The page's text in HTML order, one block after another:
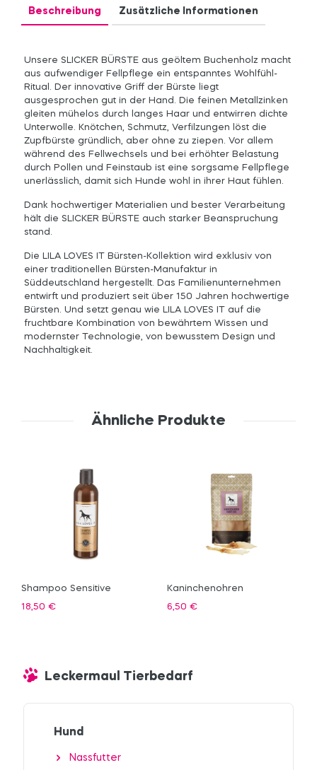
Beschreibung Zusätzliche Informationen
Unsere SLICKER BÜRSTE aus geöltem Buchenholz macht
aus aufwendiger Fellpflege ein entspanntes Wohlfühl-
Ritual. Der innovative Griff der Bürste liegt
ausgesprochen gut in der Hand. Die feinen Metallzinken
gleiten mühelos durch langes Haar und entwirren dichte
Unterwolle. Knötchen, Schmutz, Verfilzungen löst die
Zupfbürste gründlich, aber ohne zu ziepen. Vor allem
während des Fellwechsels und bei erhöhter Belastung
durch Pollen und Feinstaub ist eine sorgsame Fellpflege
unerlässlich, damit sich Hunde wohl in ihrer Haut fühlen.
Dank hochwertiger Materialien und bester Verarbeitung
hält die SLICKER BÜRSTE auch starker Beanspruchung
stand.
Die LILA LOVES IT Bürsten-Kollektion wird exklusiv von
einer traditionellen Bürsten-Manufaktur in
Süddeutschland hergestellt. Das Familienunternehmen
entwirft und produziert seit über 150 Jahren hochwertige
Bürsten. Und setzt genau wie LILA LOVES IT auf die
fruchtbare Kombination von bewährtem Wissen und
modernster Technologie, von bewusstem Design und
Nachhaltigkeit.
Ähnliche Produkte
Shampoo Sensitive
18,50 €
Kaninchenohren
6,50 €
Leckermaul Tierbedarf
Hund
Nassfutter